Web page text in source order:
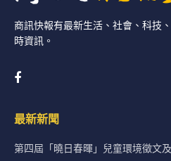
商訊快報有最新生活、社會、科技
時資訊。
最新新聞
第四屆「曉日春暉」兒童環境徵文